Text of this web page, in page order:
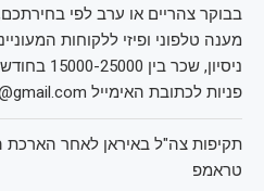
בבוקר צהריים או ערב לפי
ניסיון,
פניות לכתובת האימייל allwhatyouneed2024@gmail.com
תקיפות צה"ל באיראן לאחר הארכת
טראמפ